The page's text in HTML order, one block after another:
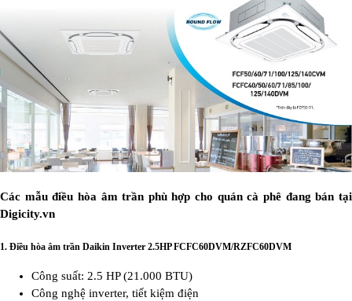
Các mẫu điều hòa âm trần phù hợp cho quán cà phê đang bán tại
Digicity.vn
1. Điều hòa âm trần Daikin Inverter 2.5HP FCFC60DVM/RZFC60DVM
Công suất: 2.5 HP (21.000 BTU)
Công nghệ inverter, tiết kiệm điện